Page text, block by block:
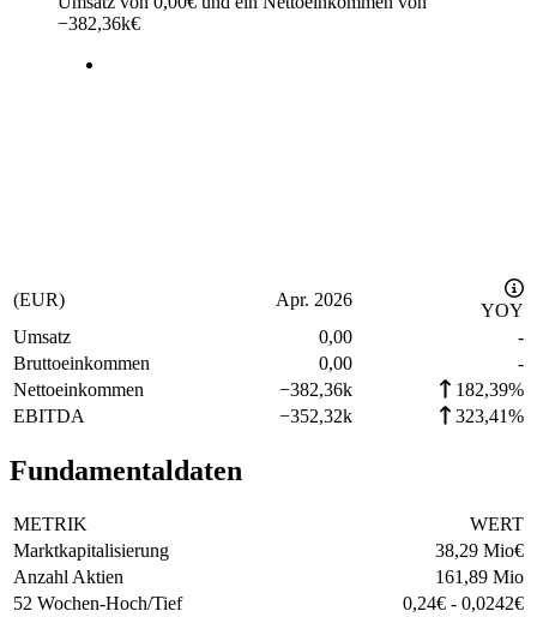
−382,36k€
(EUR) Apr. 2026
YOY
Umsatz
0,00
-
Bruttoeinkommen
0,00
-
Nettoeinkommen
−382,36k
182,39%
EBITDA
−352,32k 323,41%
Fundamentaldaten
METRIK
WERT
Marktkapitalisierung
38,29 Mio€
Anzahl Aktien
161,89 Mio
52 Wochen-Hoch/Tief
0,24€ - 0,0242€